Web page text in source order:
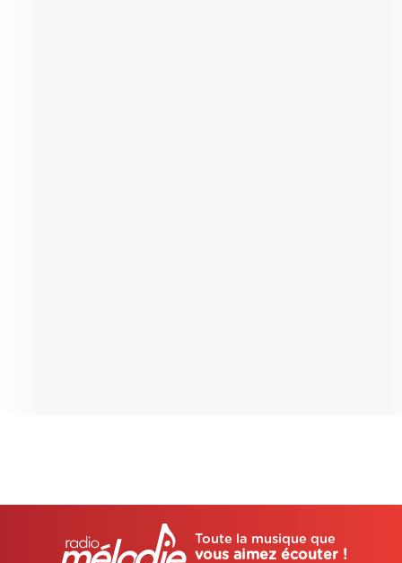
Toute la musique que
vous aimez écouter !